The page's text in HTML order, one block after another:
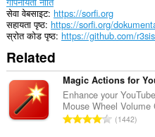
सेवा वेबसाइट https://sorfi.org
सहायता पृष्ठ https://sorfi.org/
स्रोत कोड पृष्ठ https://github.com/
Related
Magic Actions for
Enhance your
Mouse Wheel
रे 1442